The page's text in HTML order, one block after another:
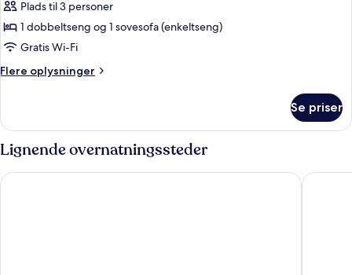
-
1
dobbeltseng
med
sovesofa
balkon
ved
pool
Plads til 3 personer
1 dobbeltseng og 1 sovesofa (enkeltseng)
Gratis Wi-Fi
Flere oplysninger
Flere
-
dobbeltseng
sovesofa
Se priser
Lignende overnatningssteder
Resort Del Mar Emotion Park